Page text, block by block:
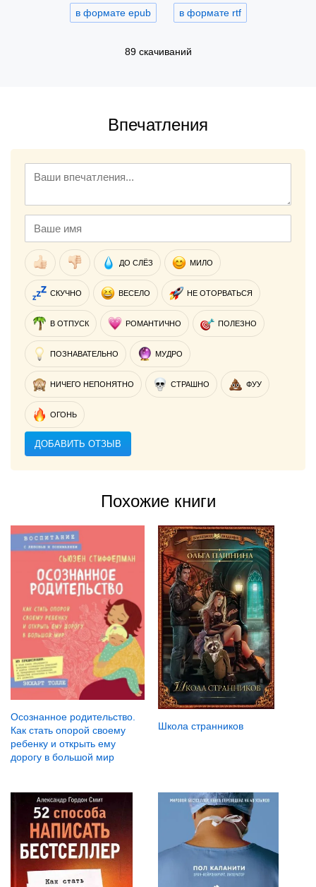
в формате epub в формате rtf
89 скачиваний
Впечатления
ДО СЛЁЗ МИЛО
СКУЧНО ВЕСЕЛО НЕ ОТОРВАТЬСЯ
В ОТПУСК РОМАНТИЧНО ПОЛЕЗНО
ПОЗНАВАТЕЛЬНО МУДРО
НИЧЕГО НЕПОНЯТНО СТРАШНО ФУУ
ОГОНЬ
ДОБАВИТЬ ОТЗЫВ
Похожие книги
Осознанное родительство.
Как стать опорой своему
ребенку и открыть ему
дорогу в большой мир
Школа странников